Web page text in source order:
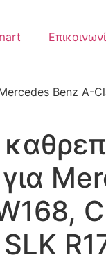
Benz A-